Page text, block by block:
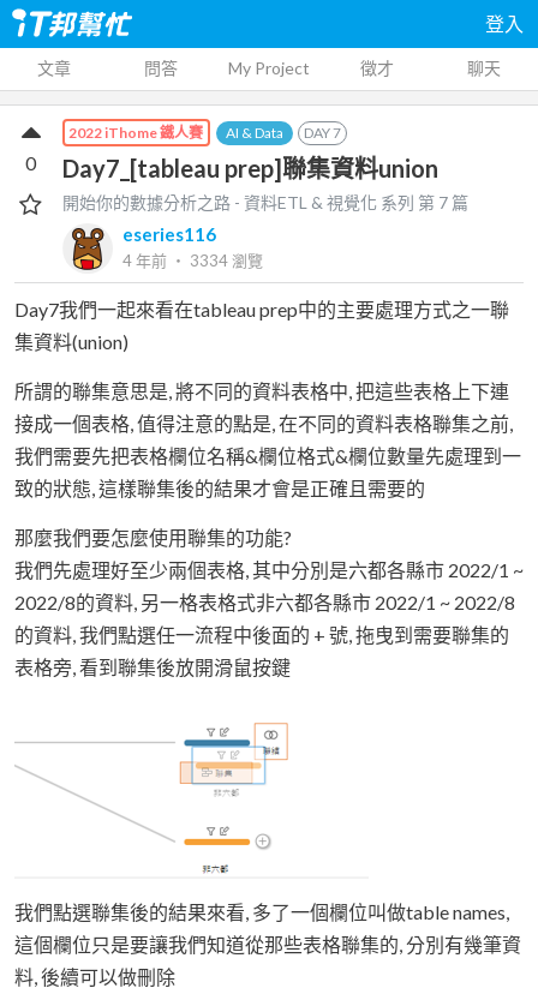
登入
文章 問答 My Project 徵才 聊天
2022 iThome 鐵人賽 AI & Data DAY7
Day7_[tableau prep]聯集資料union
開始你的數據分析之路 - 資料ETL & 視覺化 系列 第 7 篇
eseries116
4 年前 ‧ 3334瀏覽
0
Day7我們一起來看在tableau prep中的主要處理方式之一聯
集資料(union)
所謂的聯集意思是, 將不同的資料表格中, 把這些表格上下連
接成一個表格, 值得注意的點是, 在不同的資料表格聯集之前,
我們需要先把表格欄位名稱&欄位格式&欄位數量先處理到一
致的狀態, 這樣聯集後的結果才會是正確且需要的
那麼我們要怎麼使用聯集的功能?
我們先處理好至少兩個表格, 其中分別是六都各縣市 2022/1 ~
2022/8的資料, 另一格表格式非六都各縣市 2022/1 ~ 2022/8
的資料, 我們點選任一流程中後面的 + 號, 拖曳到需要聯集的
表格旁, 看到聯集後放開滑鼠按鍵
我們點選聯集後的結果來看, 多了一個欄位叫做table names,
這個欄位只是要讓我們知道從那些表格聯集的, 分別有幾筆資
料, 後續可以做刪除